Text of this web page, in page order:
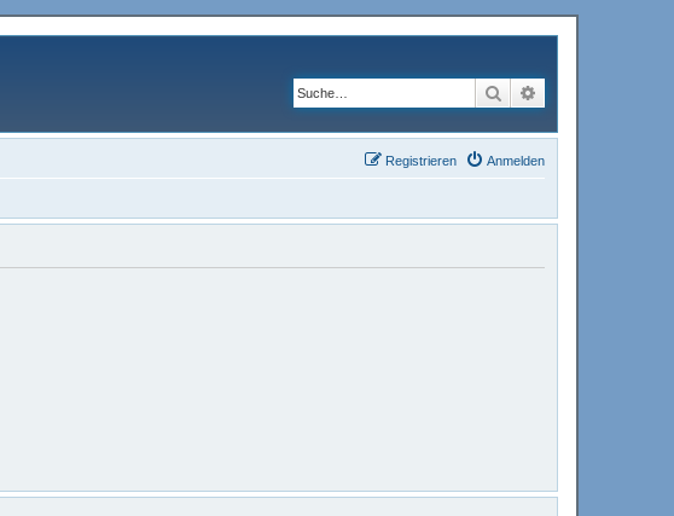
Suche
Anmelden
Registrieren